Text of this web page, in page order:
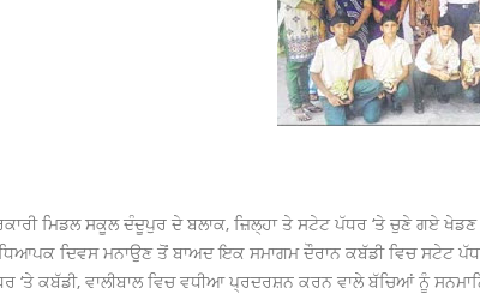
ਮਿਡਲ ਸਕੂਲ ਦੰਦੂਪੁਰ ਦੇ ਬਲਾਕ, ਜ਼ਿਲ੍ਹਾ ਤੇ ਸਟੇਟ ਪੱਧਰ ‘ਤੇ ਚੁਣੇ ਗਏ
ਦਿਵਸ ਮਨਾਉਣ ਤੋਂ ਬਾਅਦ ਇਕ ਸਮਾਗਮ ਦੌਰਾਨ ਕਬੱਡੀ ਵਿਚ ਸਟੇਟ
‘ਤੇ ਕਬੱਡੀ, ਵਾਲੀਬਾਲ ਵਿਚ ਵਧੀਆ ਪ੍ਰਦਰਸ਼ਨ ਕਰਨ ਵਾਲੇ ਬੱਚਿਆਂ ਨੂੰ